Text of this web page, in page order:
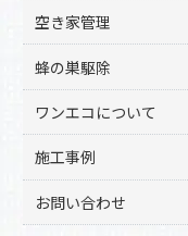
空き家管理
蜂の巣駆除
ワンエコについて
施工事例
お問い合わせ